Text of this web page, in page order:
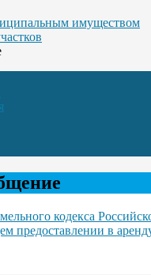
имуществом
кодекса
предоставлении в